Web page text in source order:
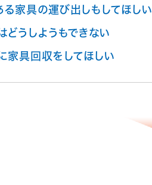
る家具の運び出しもしてほしい
どうしようもできない
家具回収をしてほしい